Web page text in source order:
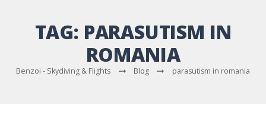
TAG: PARASUTISM IN
ROMANIA
Benzoi - Skydiving & Flights Blog parasutism in romania